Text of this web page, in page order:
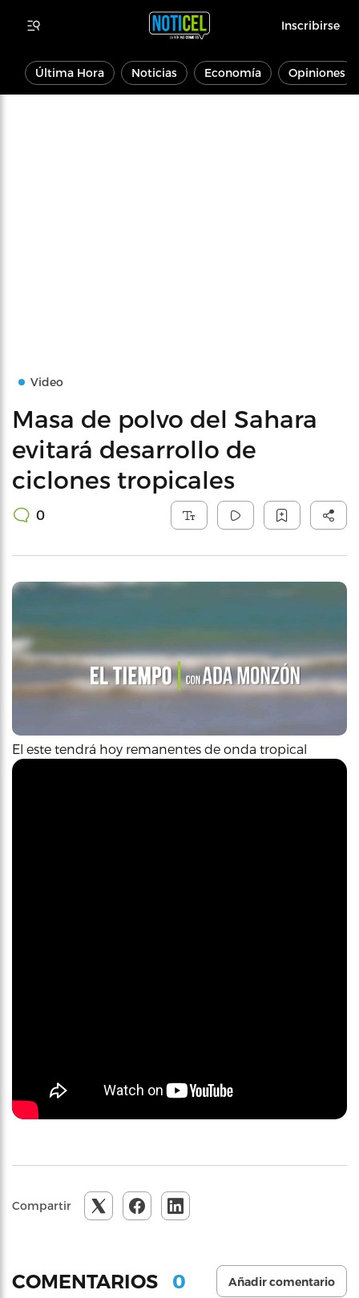
Inscribirse
Última Hora Noticias Economía Opiniones
Video
Masa de polvo del Sahara
evitará desarrollo de
ciclones tropicales
0
El este tendrá hoy remanentes de onda tropical
Compartir
COMENTARIOS 0 Añadir comentario